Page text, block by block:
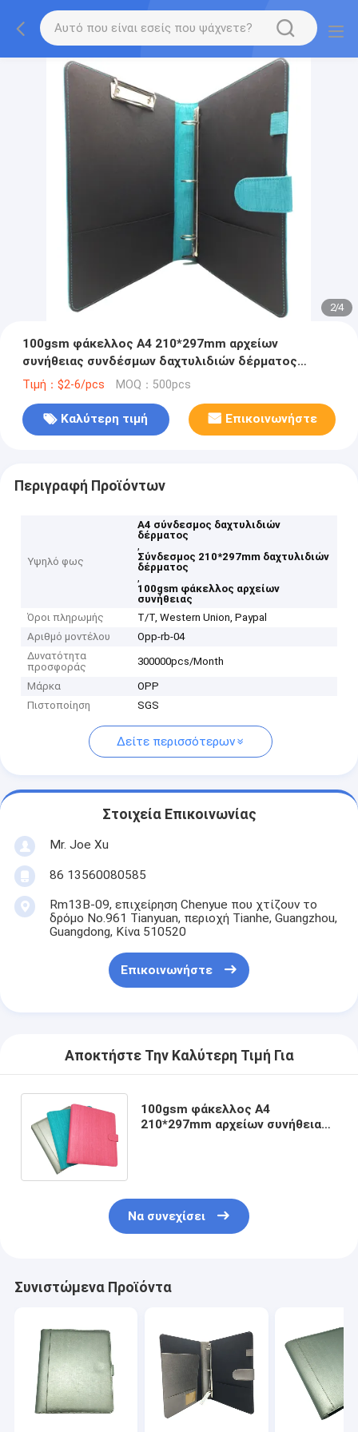
2/4
100gsm φάκελλος A4 210*297mm αρχείων
συνήθειας συνδέσμων δαχτυλιδιών δέρματος
γραφείων
Τιμή：$2-6/pcs MOQ：500pcs
Καλύτερη τιμή Επικοινωνήστε
Περιγραφή Προϊόντων
Υψηλό φως
A4 σύνδεσμος δαχτυλιδιών
δέρματος
,
Σύνδεσμος 210*297mm δαχτυλιδιών
δέρματος
,
100gsm φάκελλος αρχείων
συνήθειας
Όροι πληρωμής
T/T, Western Union, Paypal
Αριθμό μοντέλου
Opp-rb-04
Δυνατότητα
προσφοράς
300000pcs/Month
Μάρκα
OPP
Πιστοποίηση
SGS
Δείτε περισσότερων
Στοιχεία Επικοινωνίας
Mr. Joe Xu
86 13560080585
Rm13B-09, επιχείρηση Chenyue που χτίζουν το
δρόμο No.961 Tianyuan, περιοχή Tianhe, Guangzhou,
Guangdong, Κίνα 510520
Επικοινωνήστε
Αποκτήστε Την Καλύτερη Τιμή Για
100gsm φάκελλος A4
210*297mm αρχείων συνήθειας
Να συνεχίσει
Συνιστώμενα Προϊόντα